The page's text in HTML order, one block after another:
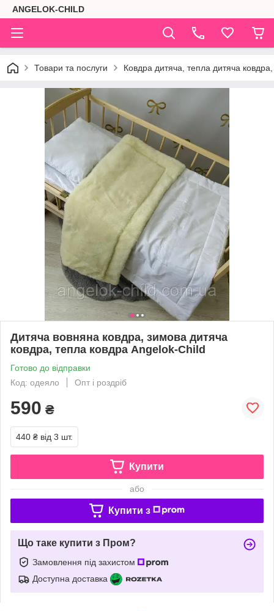
ANGELOK-CHILD
Товари та послуги Ковдра дитяча, тепла дитяча
Дитяча вовняна ковдра, зимова дитяча
ковдра, тепла ковдра Angelok-Child
Готово до відправки
Код: одеяло
Опт і роздріб
590 ₴
440 ₴ від 3 шт.
Купити
або
Купити з
Що таке купити з Пром?
Замовлення під захистом
Доступна доставка